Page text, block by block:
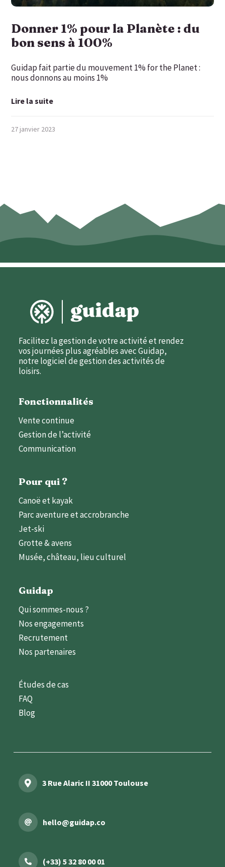
Donner 1% pour la Planète : du
bon sens à 100%
Guidap fait partie du mouvement 1% for the Planet :
nous donnons au moins 1%
Lire la suite
27 janvier 2023
Facilitez la gestion de votre activité et rendez
vos journées plus agréables avec Guidap,
notre logiciel de gestion des activités de
loisirs.
Fonctionnalités
Vente continue
Gestion de l’activité
Communication
Pour qui ?
Canoë et kayak
Parc aventure et accrobranche
Jet-ski
Grotte & avens
Musée, château, lieu culturel
Guidap
Qui sommes-nous ?
Nos engagements
Recrutement
Nos partenaires
Études de cas
FAQ
Blog
3 Rue Alaric II 31000 Toulouse
hello@guidap.co
(+33) 5 32 80 00 01